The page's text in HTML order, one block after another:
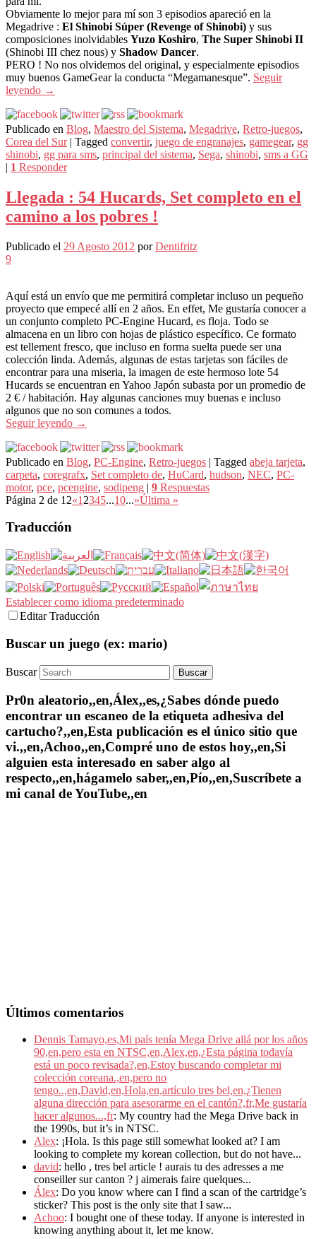
Obviamente lo mejor para mí son 3 episodios apareció en la
Megadrive : El Shinobi Súper (Revenge of Shinobi) y sus
composiciones inolvidables Yuzo Koshiro, The Super Shinobi II
(Shinobi III chez nous) y Shadow Dancer.
PERO ! No nos olvidemos del original, y especialmente episodios
muy buenos GameGear la conducta “Megamanesque”. Seguir
leyendo →
Publicado en Blog, Maestro del Sistema, Megadrive, Retro-juegos,
Corea del Sur | Tagged convertir, juego de engranajes, gamegear, gg
shinobi, gg para sms, principal del sistema, Sega, shinobi, sms a GG
| 1 Responder
Llegada : 54 Hucards, Set completo en el
camino a los pobres !
Publicado el 29 Agosto 2012 porDentifritz
9
Aquí está un envío que me permitirá completar incluso un pequeño
proyecto que empecé allí en 2 años. En effet, Me gustaría conocer a
un conjunto completo PC-Engine Hucard, es floja. Todo se
almacena en un libro con hojas de plástico específico. Ce formato
est tellement fresco, que incluso en forma suelta puede ser una
colección linda. Además, algunas de estas tarjetas son fáciles de
encontrar para una miseria, la imagen de este hermoso lote 54
Hucards se encuentran en Yahoo Japón subasta por un promedio de
2 € / habitación. Hay algunas canciones muy buenas e incluso
algunos que no son comunes a todos.
Seguir leyendo →
Publicado en Blog, PC-Engine, Retro-juegos | Tagged abeja tarjeta,
carpeta, coregrafx, Set completo de, HuCard, hudson, NEC, PC-
motor, pce, pcengine, sodipeng | 9 Respuestas
Página 2 de 12«1 2345...10...»Última »
Traducción
Establecer como idioma predeterminado
Editar Traducción
Buscar un juego (ex: mario)
Buscar
Pr0n aleatorio,,en,Álex,,es,¿Sabes dónde puedo
encontrar un escaneo de la etiqueta adhesiva del
cartucho?,,en,Esta publicación es el único sitio que
vi.,,en,Achoo,,en,Compré uno de estos hoy,,en,Si
alguien esta interesado en saber algo al
respecto,,en,hágamelo saber,,en,Pío,,en,Suscríbete a
mi canal de YouTube,,en
Últimos comentarios
Dennis Tamayo,es,Mi país tenía Mega Drive allá por los años
90,en,pero esta en NTSC,en,Alex,en,¿Esta página todavía
está un poco revisada?,en,Estoy buscando completar mi
colección coreana.,en,pero no
tengo..,en,David,en,Hola,en,artículo tres bel,en,¿Tienen
alguna dirección para asesorarme en el cantón?,fr,Me gustaría
hacer algunos...,fr: My country had the Mega Drive back in
the 1990s, but it’s in NTSC.
Alex: ¡Hola. Is this page still somewhat looked at? I am
looking to complete my korean collection, but do not have...
david: hello , tres bel article ! aurais tu des adresses a me
conseiller sur canton ? j aimerais faire quelques...
Álex: Do you know where can I find a scan of the cartridge’s
sticker? This post is the only site that I saw...
Achoo: I bought one of these today. If anyone is interested in
knowing anything about it, let me know.